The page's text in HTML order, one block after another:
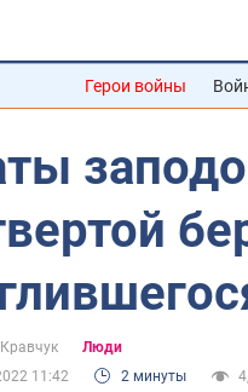
Герои войны
Люди
11:42
2 минуты